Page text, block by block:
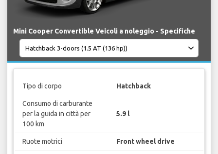
Mini Cooper Convertible Veicoli a noleggio - Specifiche
Tipo di corpo Hatchback
Consumo di carburante
per la guida in città per
100 km
5.9 l
Ruote motrici Front wheel drive